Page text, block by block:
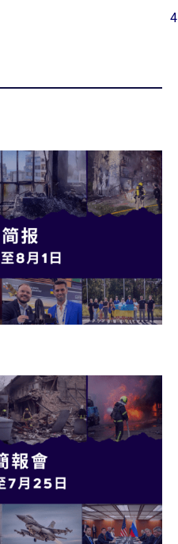
4